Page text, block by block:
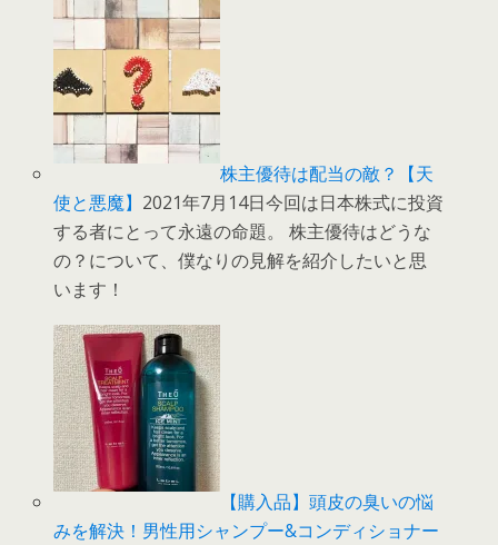
株主優待は配当の敵？【天
使と悪魔】 2021年7月14日今回は日本株式に投資
する者にとって永遠の命題。 株主優待はどうな
の？について、僕なりの見解を紹介したいと思
います！
【購入品】頭皮の臭いの悩
みを解決！男性用シャンプー&コンディショナー